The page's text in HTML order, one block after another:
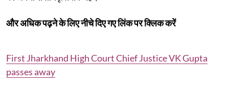
और अधिक पढ़ने के लिए नीचे दिए गए लिंक पर क्लिक करें
First Jharkhand High Court Chief Justice VK Gupta
passes away